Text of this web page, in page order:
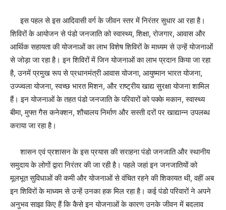
इस पहल से इस आदिवासी वर्ग के जीवन स्तर में निरंतर सुधार आ रहा है।
शिविरों के आयोजन से पंडो जनजाति को स्वास्थ्य, शिक्षा, रोजगार, आवास और
आर्थिक सहायता की योजनाओं का लाभ विशेष शिविरों के माध्यम से उन्हें योजनाओं
से जोड़ा जा रहा है। इन शिविरों में जिन योजनाओं का लाभ प्रदान किया जा रहा
है, उनमें प्रमुख रूप से प्रधानमंत्री आवास योजना, आयुष्मान भारत योजना,
उज्ज्वला योजना, स्वच्छ भारत मिशन, और राष्ट्रीय खाद्य सुरक्षा योजना शामिल
हैं। इन योजनाओं के तहत पंडो जनजाति के परिवारों को पक्के मकान, स्वास्थ्य
बीमा, मुफ्त गैस कनेक्शन, शौचालय निर्माण और सस्ती दरों पर खाद्यान्न उपलब्ध
कराया जा रहा है।
शासन एवं प्रशासन के इस प्रयास की सराहना पंडो जनजाति और स्थानीय
समुदाय के लोगों द्वारा निरंतर की जा रही है। पहले जहां इन जनजातियों को
मूलभूत सुविधाओं की कमी और योजनाओं से वंचित रहने की शिकायत थी, वहीं अब
इन शिविरों के माध्यम से उन्हें उनका हक मिल रहा है। कई पंडो परिवारों ने अपने
अनुभव साझा किए हैं कि कैसे इन योजनाओं के कारण उनके जीवन में बदलाव